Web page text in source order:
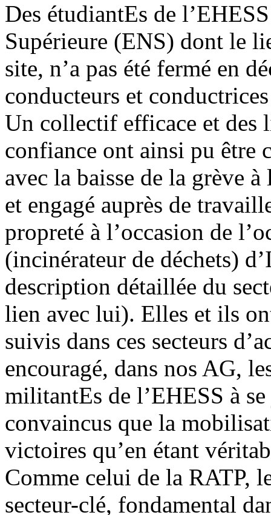
Des étudiantEs de
Supérieure (ENS) dont le
site, n’a pas été fermé en
conducteurs et
Un collectif efficace et des
confiance ont ainsi pu être
avec la baisse de la grève
et engagé auprès de
propreté à l’occasion de
(incinérateur de déchets)
description détaillée du
lien avec lui). Elles et ils
suivis dans ces secteurs
encouragé, dans nos AG,
militantEs de l’EHESS à
convaincus que la
victoires qu’en étant
Comme celui de la RATP,
secteur-clé, fondamental